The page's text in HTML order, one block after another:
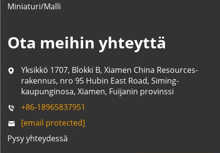
Miniaturi/Malli
Ota meihin yhteyttä
Yksikkö 1707, Blokki B, Xiamen China Resources-
rakennus, nro 95 Hubin East Road, Siming-
kaupunginosa, Xiamen, Fuijanin provinssi
+86-18965837951
[email protected]
Pysy yhteydessä